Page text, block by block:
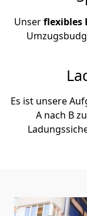
Unserflexibles
Es ist unsere
A nach B